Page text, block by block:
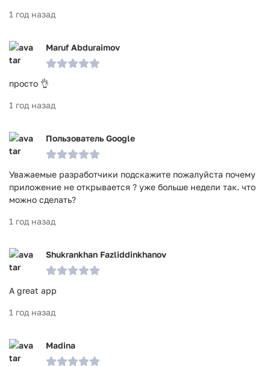
1 год назад
Maruf Abduraimov
просто 👌
1 год назад
Пользователь Google
Уважаемые разработчики подскажите пожалуйста почему
приложение не открывается ? уже больше недели так. что
можно сделать?
1 год назад
Shukrankhan Fazliddinkhanov
A great app
1 год назад
Madina